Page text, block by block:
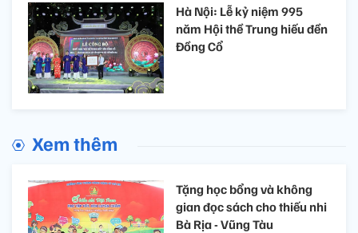
Hà Nội: Lễ kỷ niệm 995
năm Hội thề Trung hiếu đền
Đồng Cổ
Xem thêm
Tặng học bổng và không
gian đọc sách cho thiếu nhi
Bà Rịa - Vũng Tàu